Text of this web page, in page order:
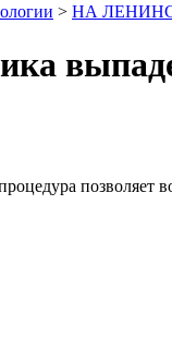
> НА
позволяет